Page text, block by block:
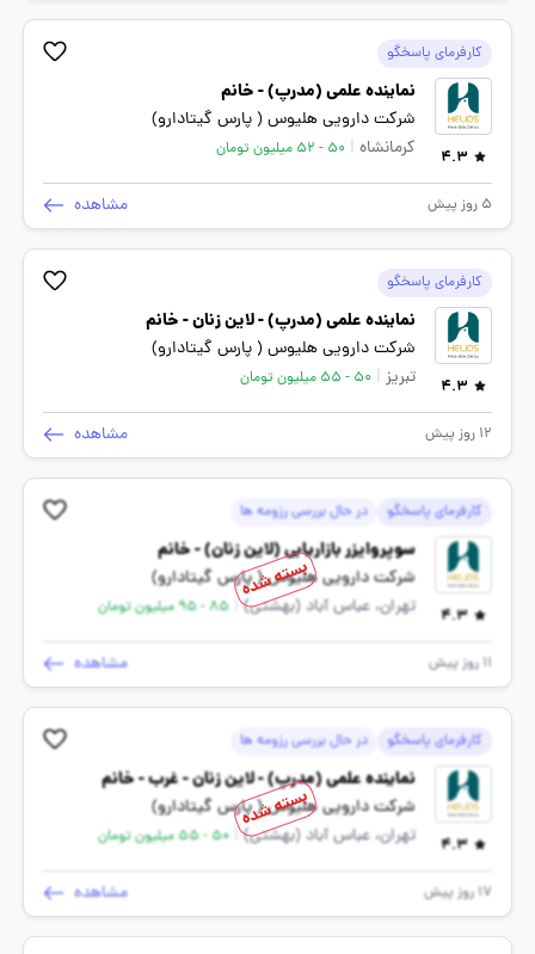
کارفرمای پاسخگو
4.3
نماینده علمی (مدرپ) - خانم
شرکت دارویی هلیوس ( پارس گیتادارو)
کرمانشاه | 50 - 52 میلیون تومان
5 روز پیش مشاهده
کارفرمای پاسخگو
4.3
نماینده علمی (مدرپ) - لاین زنان - خانم
شرکت دارویی هلیوس ( پارس گیتادارو)
تبریز | 50 - 55 میلیون تومان
12 روز پیش مشاهده
کارفرمای پاسخگو در حال بررسی رزومه ها
4.3
سوپروایزر بازاریابی (لاین زنان) - خانم
شرکت دارویی هلیوس ( پارس گیتادارو)
تهران، عباس آباد (بهشتی)| 85 - 95 میلیون تومان
11 روز پیش مشاهده
بسته شده
کارفرمای پاسخگو در حال بررسی رزومه ها
4.3
نماینده علمی (مدرپ) - لاین زنان - غرب - خانم
شرکت دارویی هلیوس ( پارس گیتادارو)
تهران، عباس آباد (بهشتی)| 50 - 55 میلیون تومان
17 روز پیش مشاهده
بسته شده